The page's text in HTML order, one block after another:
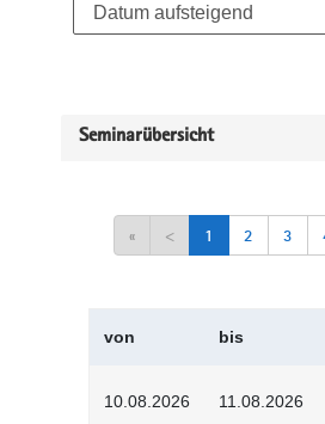
Seminarübersicht
« < 1 2 3
von bis
10.08.2026 11.08.2026